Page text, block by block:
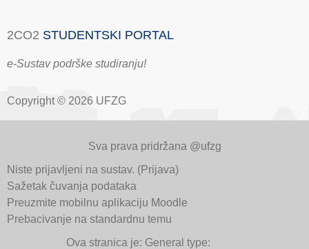
2CO2 STUDENTSKI PORTAL
e-Sustav podrške studiranju!
Copyright © 2026 UFZG
Sva prava pridržana @ufzg
Niste prijavljeni na sustav. (Prijava)
Sažetak čuvanja podataka
Preuzmite mobilnu aplikaciju Moodle
Prebacivanje na standardnu temu
Ova stranica je: General type: